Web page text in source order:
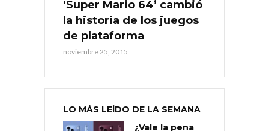
‘Super Mario 64’ cambió
la historia de los juegos
de plataforma
noviembre 25, 2015
LO MÁS LEÍDO DE LA SEMANA
¿Vale la pena